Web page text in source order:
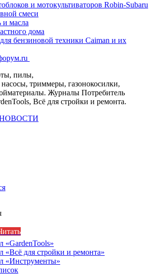
и мотокультиваторов Robin-Subaru
смеси
масла
дома
бензиновой техники Caiman и их
пилы,
триммеры, газонокосилки,
Журналы Потребитель
Всё для стройки и ремонта.
«GardenTools»
«Всё для стройки и ремонта»
«Инструменты»